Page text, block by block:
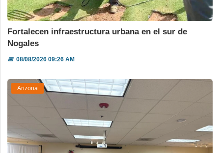
Fortalecen infraestructura urbana en el sur de
Nogales
📅08/08/2026 09:26 AM
Arizona